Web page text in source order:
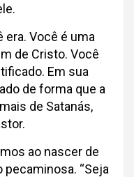
era. Você é uma
de Cristo. Você
Em sua
de forma que a
de Satanás,
ao nascer de
pecaminosa. “Seja